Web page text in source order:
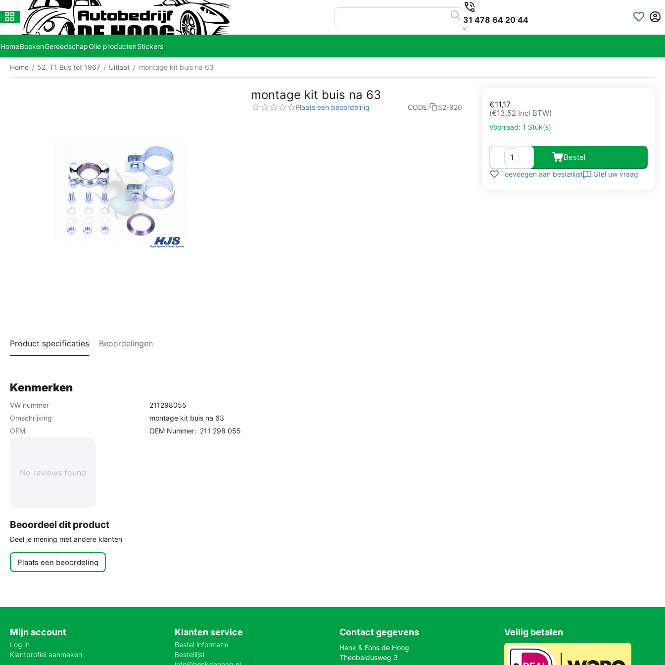
31 478 64 20 44
HomeBoekenGereedschapOlie productenStickers
Home / 52. T1 Bus tot 1967 / Uitlaat / montage kit buis na 63
montage kit buis na 63
Plaats een beoordeling CODE: 52-920 €11,17
(€13,52 Incl BTW)
Voorraad: 1 Stuk(s)
Bestel
Toevoegen aan bestellijst Stel uw vraag
Product specificaties Beoordelingen
Kenmerken
VW nummer
211298055
Omschrijving
montage kit buis na 63
OEM
OEM Nummer: 211 298 055
No reviews found
Beoordeel dit product
Deel je mening met andere klanten
Plaats een beoordeling
Mijn account
Log in
Klantprofiel aanmaken
Klanten service
Bestel informatie
Bestellijst
Contact gegevens
Henk & Fons de Hoog
Theobaldusweg 3
Veilig betalen